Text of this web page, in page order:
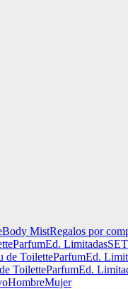
Body MistRegalos por
ParfumEd. Limitadas
de ToiletteParfumEd.
ToiletteParfumEd.
HombreMujer